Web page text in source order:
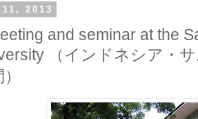
11, 2013
and seminar at the
（インドネシア・